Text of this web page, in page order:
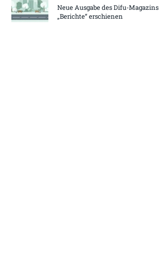
Neue Ausgabe des Difu-Magazins
„Berichte“ erschienen